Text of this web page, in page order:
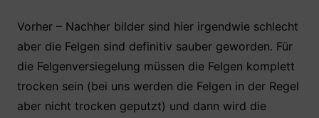
Vorher – Nachher bilder sind hier irgendwie schlecht
aber die Felgen sind definitiv sauber geworden. Für
die Felgenversiegelung müssen die Felgen komplett
trocken sein (bei uns werden die Felgen in der Regel
aber nicht trocken geputzt) und dann wird die